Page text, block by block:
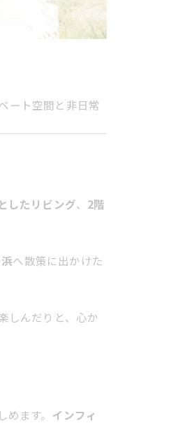
ート空間と非日常
したリビング、 2階
へ散策に出かけた
しんだりと、心か
めます。 インフィ